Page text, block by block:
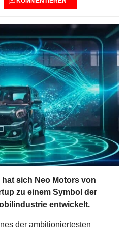
sich Neo Motors von
zu einem Symbol der
entwickelt.
der ambitioniertesten